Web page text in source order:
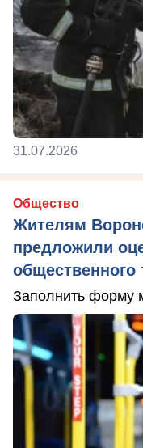
31.07.2026
Общество
Жителям
предложили
общественного
Заполнить форму